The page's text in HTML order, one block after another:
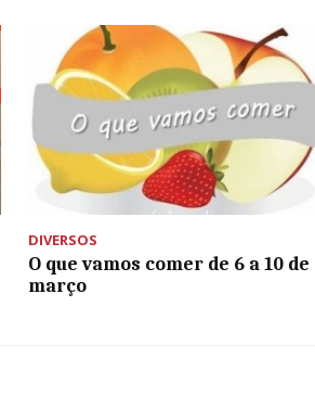
DIVERSOS
O que vamos comer de 6 a 10 de
março